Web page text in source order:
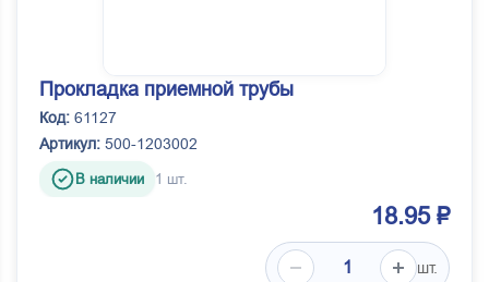
Прокладка приемной трубы
Код: 61127
Артикул: 500-1203002
В наличии 1 шт.
18.95 ₽
шт.